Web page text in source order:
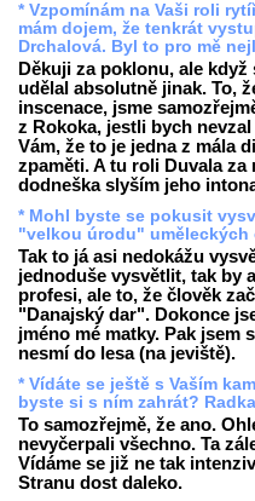
* Vzpomínám na Vaši roli
mám dojem, že tenkrát
Drchalová. Byl to pro mě
Děkuji za poklonu, ale
udělal absolutně jinak. To,
inscenace, jsme
z Rokoka, jestli bych
Vám, že to je jedna z mála
zpaměti. A tu roli Duvala
dodneška slyším jeho
* Mohl byste se pokusit
"velkou úrodu" uměleckých
Tak to já asi nedokážu
jednoduše vysvětlit, tak by
profesi, ale to, že člověk
"Danajský dar". Dokonce
jméno mé matky. Pak jsem
nesmí do lesa (na jeviště).
* Vídáte se ještě s Vaším
byste si s ním zahrát? Radka
To samozřejmě, že ano.
nevyčerpali všechno. Ta
Vídáme se již ne tak
Stranu dost daleko.